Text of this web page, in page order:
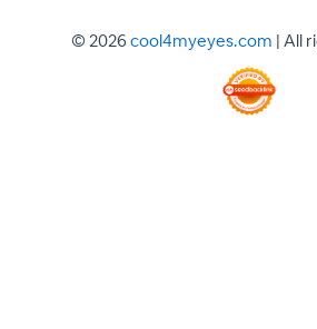
© 2026cool4myeyes.com | All